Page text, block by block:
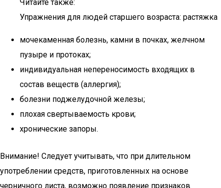
Читайте также:
Упражнения для людей старшего возраста: растяжка
мочекаменная болезнь, камни в почках, желчном
пузыре и протоках;
индивидуальная непереносимость входящих в
состав веществ (аллергия);
болезни поджелудочной железы;
плохая свертываемость крови;
хронические запоры.
Внимание! Следует учитывать, что при длительном
употреблении средств, приготовленных на основе
черничного листа, возможно появление признаков